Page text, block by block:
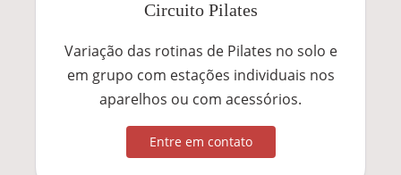
Circuito Pilates
Variação das rotinas de Pilates no solo e
em grupo com estações individuais nos
aparelhos ou com acessórios.
Entre em contato